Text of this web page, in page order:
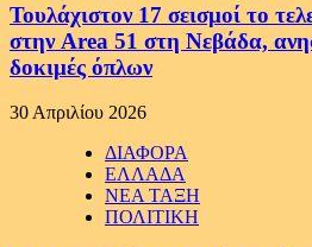
Τουλάχιστον 17 σεισμοί το
στην Area 51 στη Νεβάδα,
δοκιμές όπλων
30 Απριλίου 2026
ΔΙΑΦΟΡΑ
ΕΛΛΑΔΑ
ΝΕΑ ΤΑΞΗ
ΠΟΛΙΤΙΚΗ